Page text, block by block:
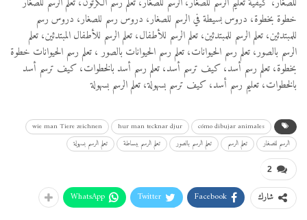
خطوة بخطوة، دروس بسيطة في الرسم للصغار، دروس رسم للصغار، دروس رسم
للمبتدئين، تعلم الرسم للمبتدئين، تعلم الرسم للأطفال، تعلم الرسم للأطفال المبتدئين، تعلم
الرسم بالصور، تعلم رسم الحيوانات، تعلم رسم الحيوانات بالصور ، تعلم رسم الحيوانات خطوة
بخطوة، تعلم رسم أسد، كيف ترسم أسد، تعلم رسم أسد بالخطوات، كيف ترسم أسد
بالخطوات، تعليم رسم أسد، كيف ترسم بسهولة، تعلم الرسم بسهولة
cómo dibujar animales
hur man tecknar djur
wie man Tiere zeichnen
الرسم للصغار
تعلم الرسم تعلم الرسم بالصور تعلم الرسم ببساطة تعلم الرسم بسهولة
2
شارك Facebook
Twitter
WhatsApp